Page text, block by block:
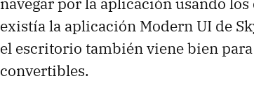
existía la aplicación Modern UI de
el escritorio también viene bien
convertibles.